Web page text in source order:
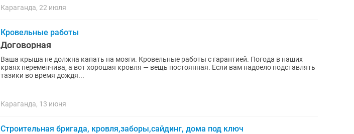
Караганда, 22 июля
Кровельные работы
Договорная
Ваша крыша не должна капать на мозги. Кровельные работы с гарантией. Погода в наших
краях переменчива, а вот хорошая кровля — вещь постоянная. Если вам надоело подставлять
тазики во время дождя...
Караганда, 13 июня
Строительная бригада, кровля,заборы,сайдинг, дома под ключ